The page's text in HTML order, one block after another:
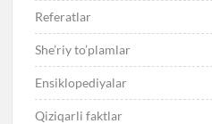
Referatlar
She’riy to’plamlar
Ensiklopediyalar
Qiziqarli faktlar